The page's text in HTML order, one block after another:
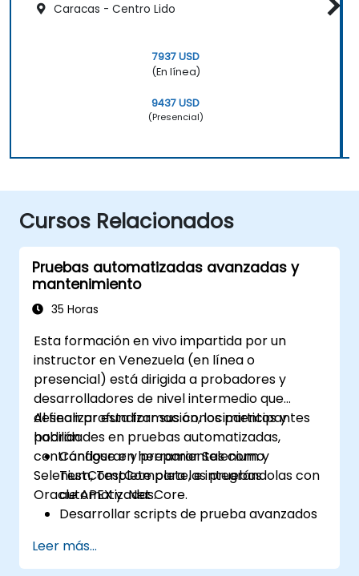
Caracas - Centro Lido
7937 USD
(En línea)
9437 USD
(Presencial)
Cursos Relacionados
Pruebas automatizadas avanzadas y
mantenimiento
35 Horas
Esta formación en vivo impartida por un
instructor en Venezuela (en línea o
presencial) está dirigida a probadores y
desarrolladores de nivel intermedio que
desean profundizar sus conocimientos y
habilidades en pruebas automatizadas,
centrándose en herramientas como
Selenium, TestComplete, e integrándolas con
Oracle APEX y .Net Core.
Al finalizar esta formación, los participantes
podrán:
Configurar y preparar Selenium y
TestComplete para las pruebas
automatizadas.
Desarrollar scripts de prueba avanzados
Integrar las pruebas automatizadas con
aplicaciones de Oracle APEX y .Net Core.
Leer más...